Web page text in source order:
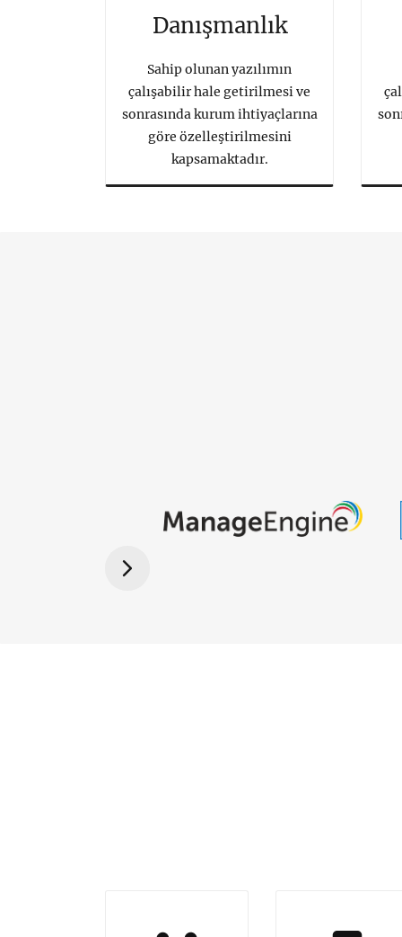
Danışmanlık
Sahip olunan yazılımın
çalışabilir hale getirilmesi ve
sonrasında kurum ihtiyaçlarına
göre özelleştirilmesini
kapsamaktadır.